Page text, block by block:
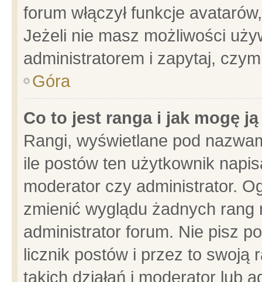
forum włączył funkcje
Jeżeli nie masz możliwości
administratorem i zapytaj,
Góra
Co to jest ranga i jak mogę
Rangi, wyświetlane pod
ile postów ten użytkownik
moderator czy administrator.
zmienić wyglądu żadnych
administrator forum. Nie pisz
licznik postów i przez to swoją
takich działań i moderator lub